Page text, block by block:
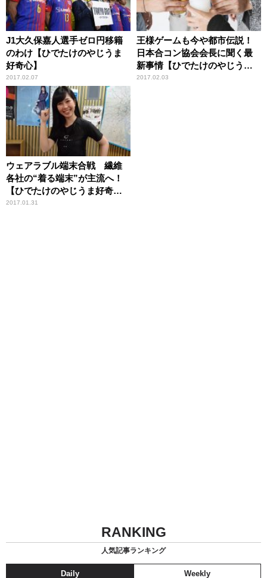
J1大久保嘉人選手ゼロ円移籍
のわけ【ひでたけのやじうま
好奇心】
2017.02.07
王様ゲームも今や都市伝説！
日本合コン協会会長に聞く最
新事情【ひでたけのやじうま
好奇心】
2017.02.03
ウェアラブル端末合戦 繊維
各社の“着る端末”が主流へ！
【ひでたけのやじうま好奇
心】
2017.01.31
RANKING
人気記事ランキング
Daily Weekly